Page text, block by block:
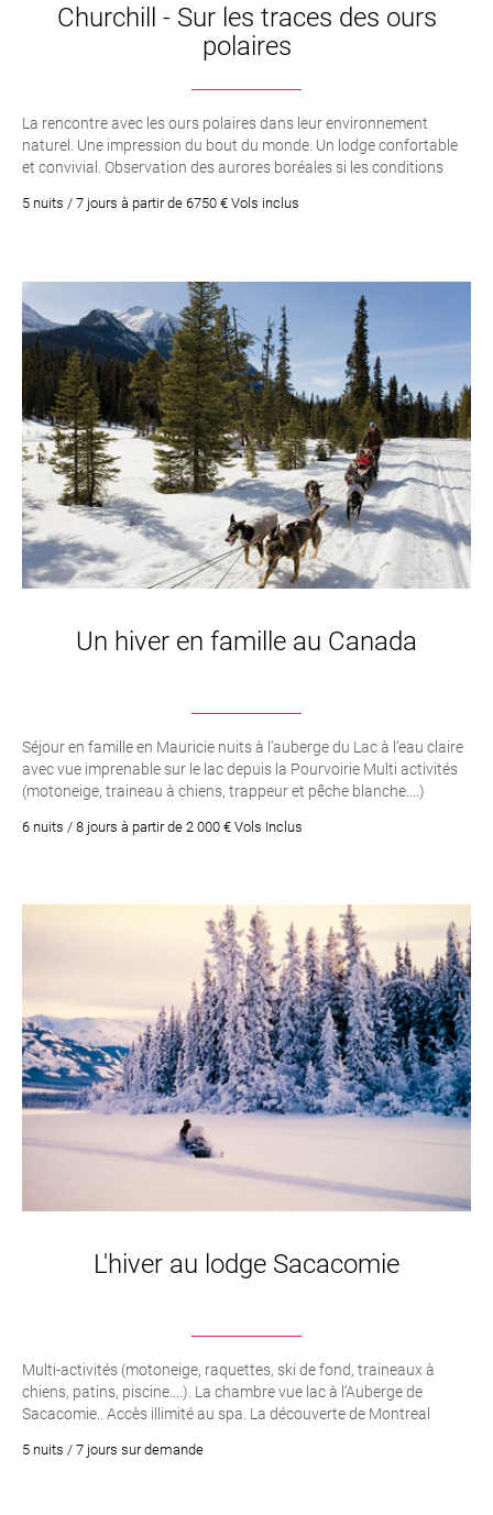
Churchill - Sur les traces des ours
polaires
La rencontre avec les ours polaires dans leur environnement
naturel. Une impression du bout du monde. Un lodge confortable
et convivial. Observation des aurores boréales si les conditions
10 au 15 octobreDu 13 au 18 octobreDu 16 au 21 octobreDu 22
5 nuits / 7 jours à partir de 6750 € Vols inclus
Un hiver en famille au Canada
Séjour en famille en Mauricie nuits à l’auberge du Lac à l’eau claire
avec vue imprenable sur le lac depuis la Pourvoirie Multi activités
(motoneige, traineau à chiens, trappeur et pêche blanche....)
Montréal
6 nuits / 8 jours à partir de 2 000 € Vols Inclus
L'hiver au lodge Sacacomie
Multi-activités (motoneige, raquettes, ski de fond, traineaux à
chiens, patins, piscine....). La chambre vue lac à l’Auberge de
Sacacomie.. Accès illimité au spa. La découverte de Montreal
5 nuits / 7 jours sur demande